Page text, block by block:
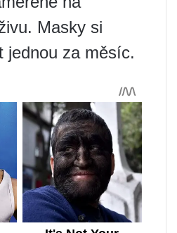
Masky si
jednou za měsíc.